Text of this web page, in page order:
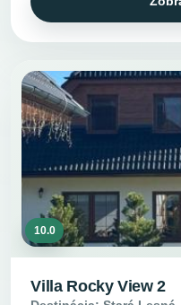
10.0
Villa Rocky View 2